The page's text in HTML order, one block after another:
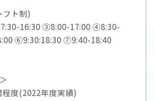
フト制)
16:30 ③8:00-17:00 ④8:30-
⑥9:30:18:30 ⑦9:40-18:40
度(2022年度実績)